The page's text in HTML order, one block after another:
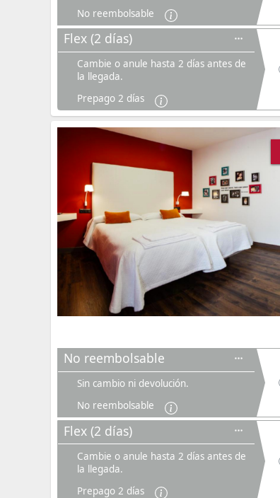
No reembolsable
Flex (2 días)
Cambie o anule hasta 2 días antes de
la llegada.
Prepago 2 días
No reembolsable
Sin cambio ni devolución.
No reembolsable
Flex (2 días)
Cambie o anule hasta 2 días antes de
la llegada.
Prepago 2 días